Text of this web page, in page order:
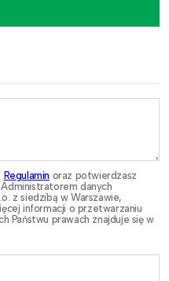
Regulamin oraz potwierdzasz
Administratorem danych
z siedzibą w Warszawie,
informacji o przetwarzaniu
Państwu prawach znajduje się w